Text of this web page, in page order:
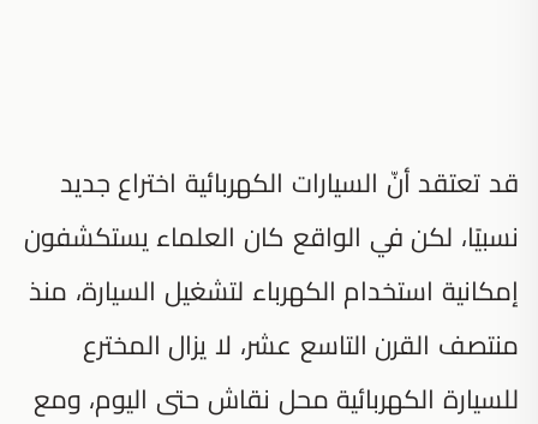
قد تعتقد أنّ السيارات الكهربائية اختراع جديد
نسبيًا، لكن في الواقع كان العلماء يستكشفون
إمكانية استخدام الكهرباء لتشغيل السيارة، منذ
منتصف القرن التاسع عشر، لا يزال المخترع
للسيارة الكهربائية محل نقاش حتى اليوم، ومع